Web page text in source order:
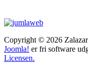
Copyright © 2026
Joomla! er fri software
Licensen.